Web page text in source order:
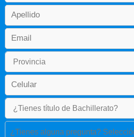
¿Tienes alguna pregunta?